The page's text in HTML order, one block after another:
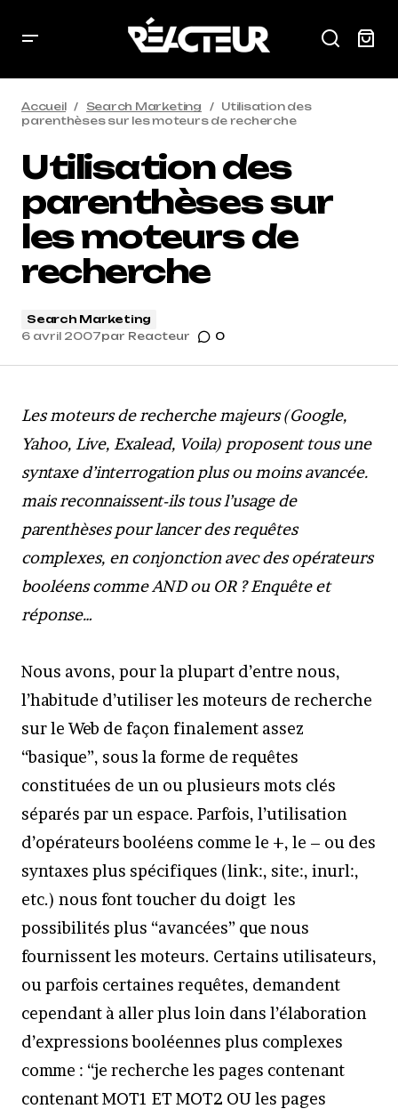
Accueil Search Marketing
Utilisation des
parenthèses sur les moteurs de recherche
Utilisation des
parenthèses sur
les moteurs de
recherche
Search Marketing
6 avril 2007par Reacteur 0
Les moteurs de recherche majeurs (Google,
Yahoo, Live, Exalead, Voila) proposent tous une
syntaxe d’interrogation plus ou moins avancée.
mais reconnaissent-ils tous l’usage de
parenthèses pour lancer des requêtes
complexes, en conjonction avec des opérateurs
booléens comme AND ou OR ? Enquête et
réponse…
Nous avons, pour la plupart d’entre nous,
l’habitude d’utiliser les moteurs de recherche
sur le Web de façon finalement assez
“basique”, sous la forme de requêtes
constituées de un ou plusieurs mots clés
séparés par un espace. Parfois, l’utilisation
d’opérateurs booléens comme le +, le – ou des
syntaxes plus spécifiques (link:, site:, inurl:,
etc.) nous font toucher du doigt les
possibilités plus “avancées” que nous
fournissent les moteurs. Certains utilisateurs,
ou parfois certaines requêtes, demandent
cependant à aller plus loin dans l’élaboration
d’expressions booléennes plus complexes
comme : “je recherche les pages contenant
contenant MOT1 ET MOT2 OU les pages